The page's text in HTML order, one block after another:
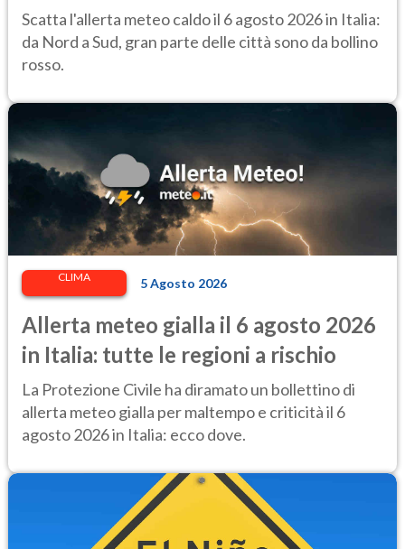
bollino rosso
Scatta l'allerta meteo caldo il 6 agosto 2026 in Italia:
da Nord a Sud, gran parte delle città sono da bollino
rosso.
CLIMA 5 Agosto 2026
Allerta meteo gialla il 6 agosto 2026
in Italia: tutte le regioni a rischio
La Protezione Civile ha diramato un bollettino di
allerta meteo gialla per maltempo e criticità il 6
agosto 2026 in Italia: ecco dove.